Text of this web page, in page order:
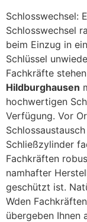
Schlosswechsel:
Schlosswechsel
beim Einzug in
Schlüssel
Fachkräfte
Hildburghausen
hochwertigen
Verfügung. Vor
Schließzylinder
Fachkräften
namhafter
geschützt ist.
Wden
übergeben Ihnen